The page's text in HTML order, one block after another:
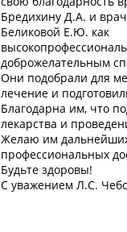
Бредихину Д.А. и
Беликовой Е.Ю. как
доброжелательным
Они подобрали для
лечение и
Благодарна им, что
лекарства и
Желаю им
профессиональных
Будьте здоровы!
С уважением Л.С.